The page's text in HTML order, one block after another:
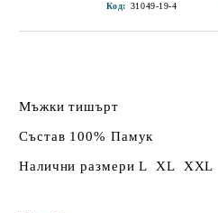
Код: 31049-19-4
Мъжки тишърт
Състав 100% Памук
Налични размери L XL XXL